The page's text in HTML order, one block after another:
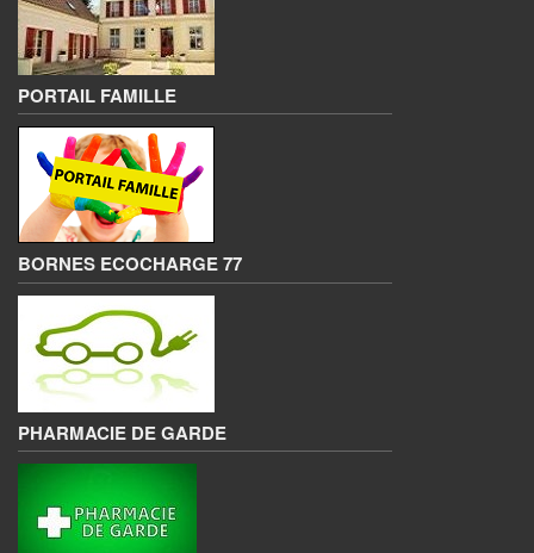
PORTAIL FAMILLE
BORNES ECOCHARGE 77
PHARMACIE DE GARDE